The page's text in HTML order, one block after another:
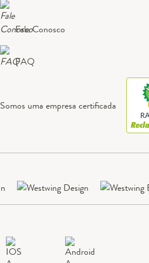
Fale Conosco
FAQ
Somos uma empresa certificada